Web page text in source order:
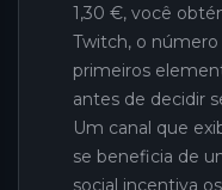
1,30 €, você
Twitch, o
primeiros
antes de decidir
Um canal que
se beneficia de
social incentiva